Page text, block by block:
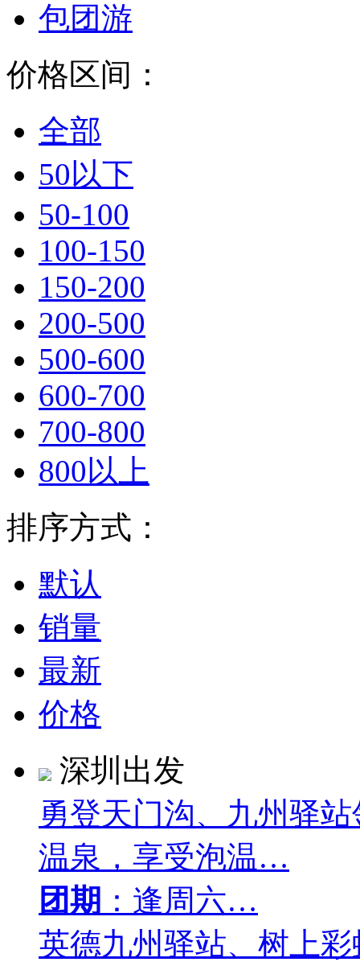
包团游
价格区间：
全部
50以下
50-100
100-150
150-200
200-500
500-600
600-700
700-800
800以上
排序方式：
默认
销量
最新
价格
深圳出发
勇登天门沟、九州驿
温泉，享受泡温…
团期 ：逢周六…
英德九州驿站、树上